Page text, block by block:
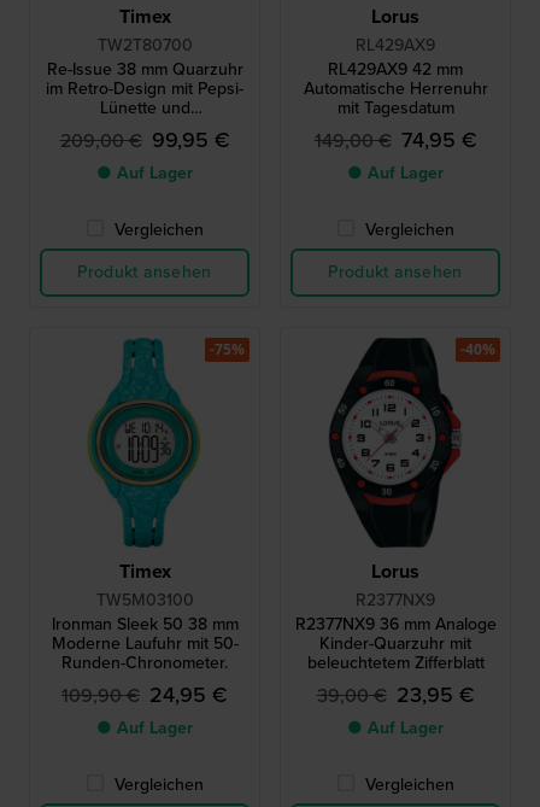
Timex
TW2T80700
Re-Issue 38 mm Quarzuhr
im Retro-Design mit Pepsi-
Lünette und
Wochentagsanzeige
209,00 € 99,95 €
● Auf Lager
Vergleichen
Produkt ansehen
Lorus
RL429AX9
RL429AX9 42 mm
Automatische Herrenuhr
mit Tagesdatum
149,00 € 74,95 €
● Auf Lager
Vergleichen
Produkt ansehen
Timex
TW5M03100
Ironman Sleek 50 38 mm
Moderne Laufuhr mit 50-
Runden-Chronometer.
109,90 € 24,95 €
● Auf Lager
Vergleichen
-75%
Lorus
R2377NX9
R2377NX9 36 mm Analoge
Kinder-Quarzuhr mit
beleuchtetem Zifferblatt
39,00 € 23,95 €
● Auf Lager
Vergleichen
-40%